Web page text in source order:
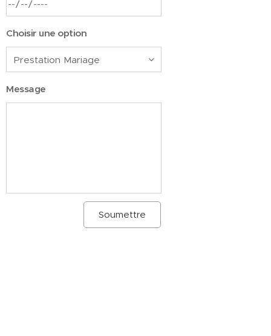
Choisir une option
Message
Soumettre